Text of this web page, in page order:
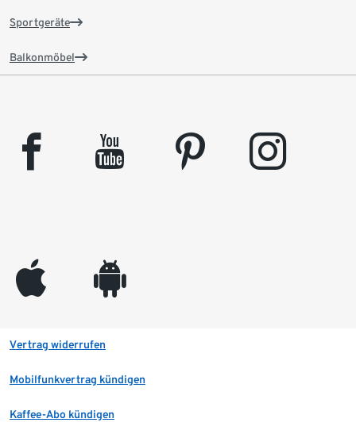
Sportgeräte
Balkonmöbel
facebook youtube pinterest instagram
appleinc android
Vertrag widerrufen
Mobilfunkvertrag kündigen
Kaffee-Abo kündigen